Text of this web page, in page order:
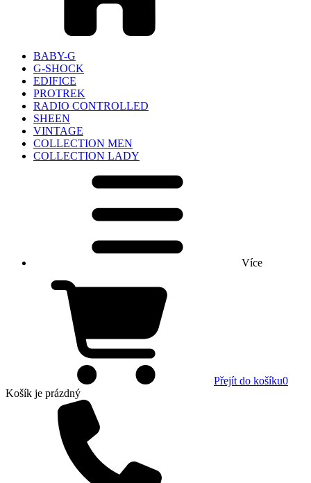
BABY-G
G-SHOCK
EDIFICE
PROTREK
RADIO CONTROLLED
SHEEN
VINTAGE
COLLECTION MEN
COLLECTION LADY
Více
Přejít do košíku0
Košík je prázdný